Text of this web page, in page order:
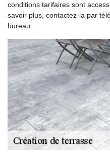
conditions tarifaires sont
savoir plus, contactez-la par
bureau.